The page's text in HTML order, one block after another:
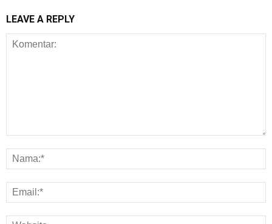
LEAVE A REPLY